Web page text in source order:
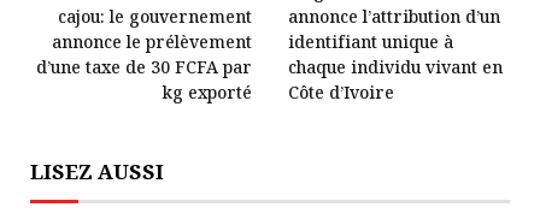
cajou: le gouvernement
annonce le prélèvement
d’une taxe de 30 FCFA par
kg exporté
annonce l’attribution d’un
identifiant unique à
chaque individu vivant en
Côte d’Ivoire
LISEZ AUSSI